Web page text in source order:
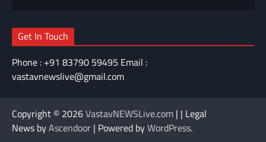
Get In Touch
Phone : +91 83790 59495 Email :
vastavnewslive@gmail.com
Copyright © 2026VastavNEWSLive.com | | Legal
News byAscendoor | Powered byWordPress.